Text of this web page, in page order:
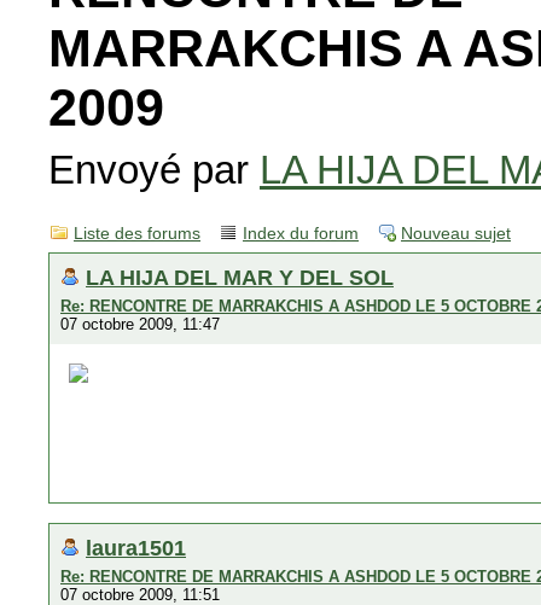
MARRAKCHIS A
2009
Envoyé par LA HIJA DEL
Liste des forums Index du forum Nouveau sujet
LA HIJA DEL MAR Y DEL SOL
Re: RENCONTRE DE MARRAKCHIS A ASHDOD LE 5 OCTOBRE
07 octobre 2009, 11:47
laura1501
Re: RENCONTRE DE MARRAKCHIS A ASHDOD LE 5 OCTOBRE
07 octobre 2009, 11:51